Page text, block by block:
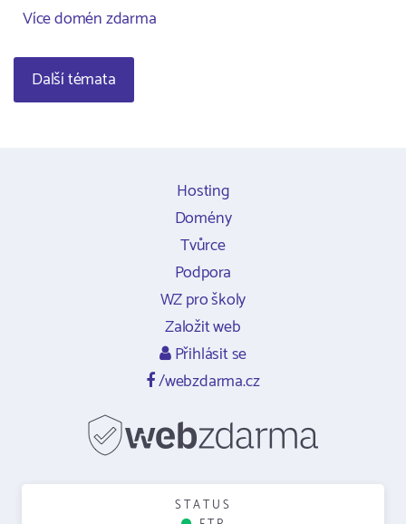
Více domén zdarma
Další témata
Hosting
Domény
Tvůrce
Podpora
WZ pro školy
Založit web
Přihlásit se
/webzdarma.cz
STATUS